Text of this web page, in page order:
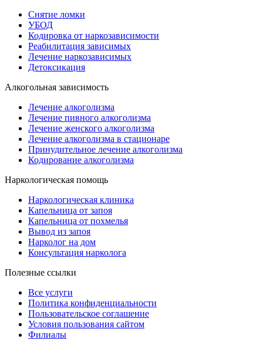
Снятие ломки
УБОД
Кодировка от наркозависимости
Реабилитация зависимых
Лечение наркозависимых
Детоксикация
Алкогольная зависимость
Лечение алкоголизма
Лечение пивного алкоголизма
Лечение женского алкоголизма
Лечение алкоголизма в стационаре
Принудительное лечение алкоголизма
Кодирование алкоголизма
Наркологическая помощь
Наркологическая клиника
Капельница от запоя
Капельница от похмелья
Вывод из запоя
Нарколог на дом
Консультация нарколога
Полезные ссылки
Все услуги
Политика конфиденциальности
Пользовательское cоглашение
Условия пользования сайтом
Филиалы